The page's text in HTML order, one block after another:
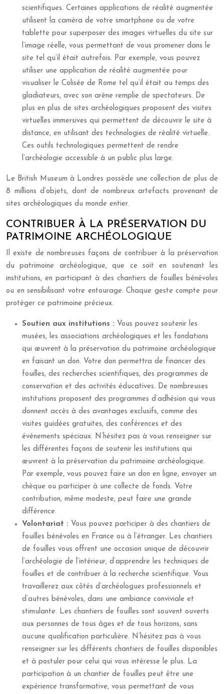
scientifiques. Certaines applications de réalité augmentée
utilisent la caméra de votre smartphone ou de votre
tablette pour superposer des images virtuelles du site sur
l’image réelle, vous permettant de vous promener dans le
site tel qu’il était autrefois. Par exemple, vous pouvez
utiliser une application de réalité augmentée pour
visualiser le Colisée de Rome tel qu’il était au temps des
gladiateurs, avec son arène remplie de spectateurs. De
plus en plus de sites archéologiques proposent des visites
virtuelles immersives qui permettent de découvrir le site à
distance, en utilisant des technologies de réalité virtuelle.
Ces outils technologiques permettent de rendre
l’archéologie accessible à un public plus large.
Le British Museum à Londres possède une collection de plus de
8 millions d’objets, dont de nombreux artefacts provenant de
sites archéologiques du monde entier.
CONTRIBUER À LA PRÉSERVATION DU
PATRIMOINE ARCHÉOLOGIQUE
Il existe de nombreuses façons de contribuer à la préservation
du patrimoine archéologique, que ce soit en soutenant les
institutions, en participant à des chantiers de fouilles bénévoles
ou en sensibilisant votre entourage. Chaque geste compte pour
protéger ce patrimoine précieux.
Soutien aux institutions : Vous pouvez soutenir les
musées, les associations archéologiques et les fondations
qui œuvrent à la préservation du patrimoine archéologique
en faisant un don. Votre don permettra de financer des
fouilles, des recherches scientifiques, des programmes de
conservation et des activités éducatives. De nombreuses
institutions proposent des programmes d’adhésion qui vous
donnent accès à des avantages exclusifs, comme des
visites guidées gratuites, des conférences et des
événements spéciaux. N’hésitez pas à vous renseigner sur
les différentes façons de soutenir les institutions qui
œuvrent à la préservation du patrimoine archéologique.
Par exemple, vous pouvez faire un don en ligne, envoyer un
chèque ou participer à une collecte de fonds. Votre
contribution, même modeste, peut faire une grande
différence.
Volontariat : Vous pouvez participer à des chantiers de
fouilles bénévoles en France ou à l’étranger. Les chantiers
de fouilles vous offrent une occasion unique de découvrir
l’archéologie de l’intérieur, d’apprendre les techniques de
fouilles et de contribuer à la recherche scientifique. Vous
travaillerez aux côtés d’archéologues professionnels et
d’autres bénévoles, dans une ambiance conviviale et
stimulante. Les chantiers de fouilles sont souvent ouverts
aux personnes de tous âges et de tous horizons, sans
aucune qualification particulière. N’hésitez pas à vous
renseigner sur les différents chantiers de fouilles disponibles
et à postuler pour celui qui vous intéresse le plus. La
participation à un chantier de fouilles peut être une
expérience transformative, vous permettant de vous